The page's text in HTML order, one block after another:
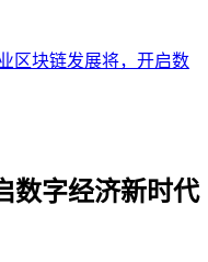
区块链发展将，开启数
数字经济新时代